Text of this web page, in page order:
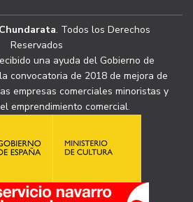
. Todos los Derechos
Reservados
una ayuda del Gobierno de
convocatoria de 2018 de mejora de
empresas comerciales minoristas y
emprendimiento comercial.